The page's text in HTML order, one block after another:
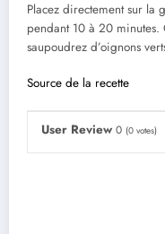
Placez directement sur
pendant 10 à 20
saupoudrez d’oignons
Source de la recette
User Review 0 (0 votes)